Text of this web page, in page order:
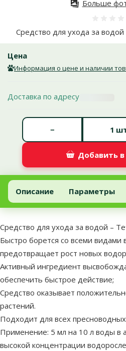
Средство для ухода за
Цена
Информация о цене и наличии
Доставка по адресу
−
Добавить
Больше
Средство для ухода за водой –
Добавить в корзину
Описание Параметры
В начало страницы
superzoo.product.detail.content
Средство для ухода за водой –
Быстро борется со всеми
предотвращает рост новых
Активный ингредиент
обеспечить быстрое действие;
Средство оказывает
растений.
Подходит для всех
Применение: 5 мл на 10 л воды в
высокой концентрации